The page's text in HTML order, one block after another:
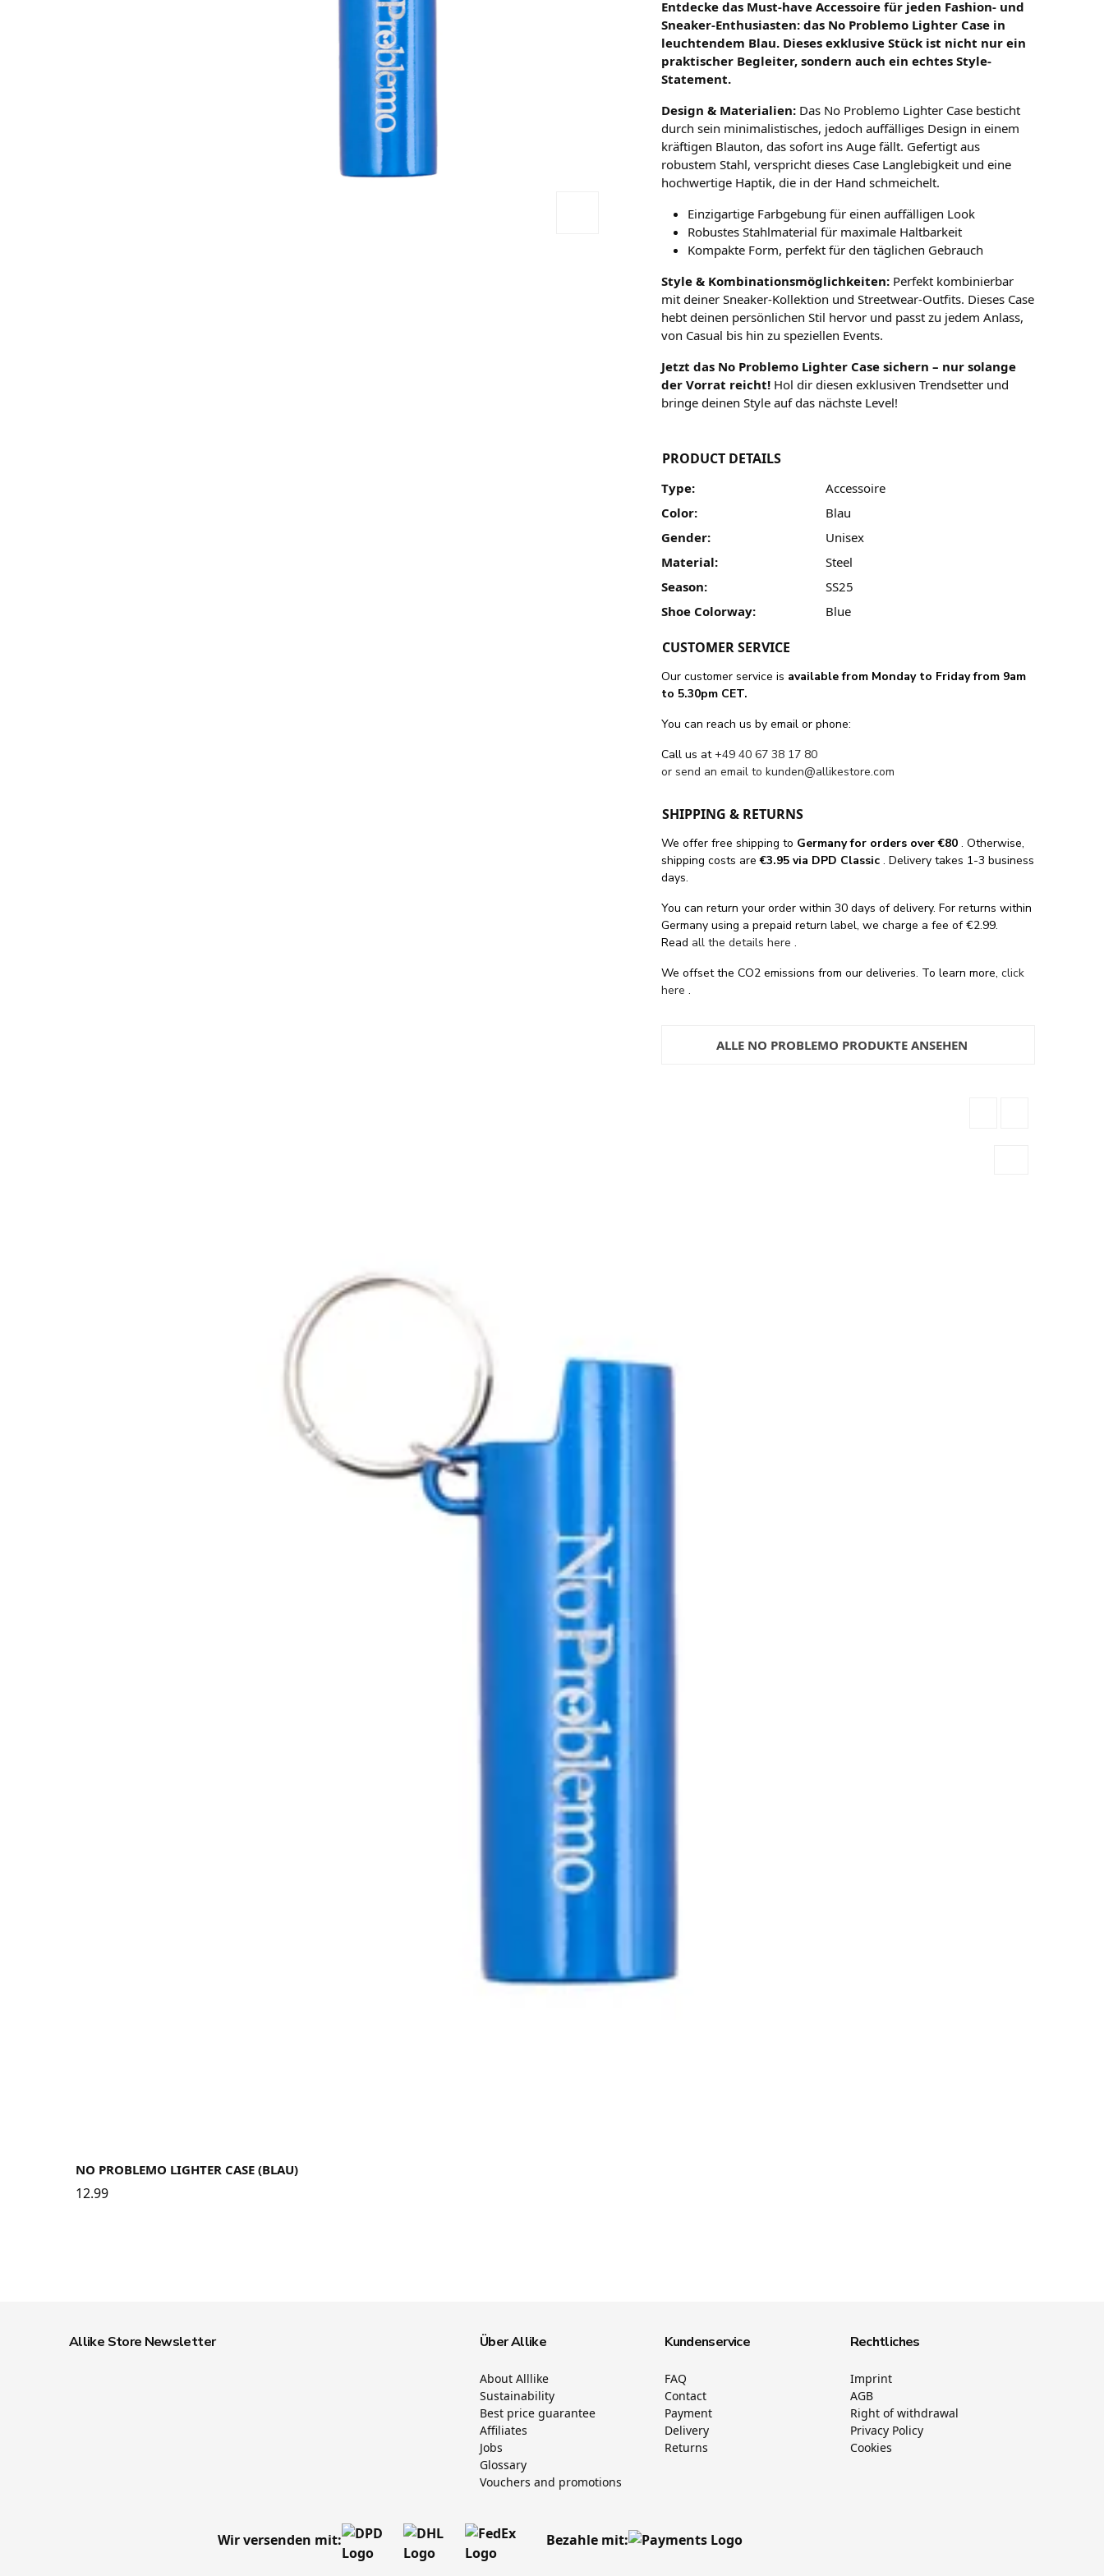
Entdecke das Must-have Accessoire für jeden Fashion- und
Sneaker-Enthusiasten: das No Problemo Lighter Case in
leuchtendem Blau. Dieses exklusive Stück ist nicht nur ein
praktischer Begleiter, sondern auch ein echtes Style-
Statement.
Design & Materialien: Das No Problemo Lighter Case besticht
durch sein minimalistisches, jedoch auffälliges Design in einem
kräftigen Blauton, das sofort ins Auge fällt. Gefertigt aus
robustem Stahl, verspricht dieses Case Langlebigkeit und eine
hochwertige Haptik, die in der Hand schmeichelt.
Einzigartige Farbgebung für einen auffälligen Look
Robustes Stahlmaterial für maximale Haltbarkeit
Kompakte Form, perfekt für den täglichen Gebrauch
Style & Kombinationsmöglichkeiten: Perfekt kombinierbar
mit deiner Sneaker-Kollektion und Streetwear-Outfits. Dieses Case
hebt deinen persönlichen Stil hervor und passt zu jedem Anlass,
von Casual bis hin zu speziellen Events.
Jetzt das No Problemo Lighter Case sichern – nur solange
der Vorrat reicht! Hol dir diesen exklusiven Trendsetter und
bringe deinen Style auf das nächste Level!
PRODUCT DETAILS
Type:
Accessoire
Color:
Blau
Gender:
Unisex
Material:
Steel
Season:
SS25
Shoe Colorway:
Blue
CUSTOMER SERVICE
Our customer service is available from Monday to Friday from 9am
to 5.30pm CET.
You can reach us by email or phone:
Call us at+49 40 67 38 17 80
or send an email tokunden@allikestore.com
SHIPPING & RETURNS
We offer free shippingto Germany for orders over €80 . Otherwise,
shipping costs are€3.95 via DPD Classic . Delivery takes 1-3 business
days.
You can return your order within 30 days of delivery. For returns within
Germany using a prepaid return label, we charge a fee of €2.99.
Read all the details here .
We offset the CO2 emissions from our deliveries. To learn more,click
here .
ALLE NO PROBLEMO PRODUKTE ANSEHEN
NO PROBLEMO LIGHTER CASE (BLAU)
12.99
Allike Store Newsletter Über Allike
About Alllike
Sustainability
Best price guarantee
Affiliates
Jobs
Glossary
Vouchers and promotions
Kundenservice
FAQ
Contact
Payment
Delivery
Returns
Rechtliches
Imprint
AGB
Right of withdrawal
Privacy Policy
Cookies
Wir versenden mit: Bezahle mit: